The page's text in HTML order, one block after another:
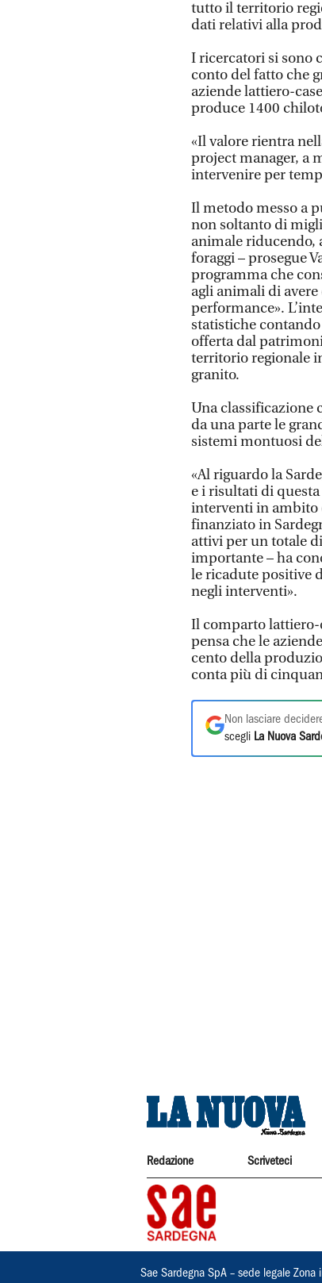
tutto il territorio
dati relativi alla
I ricercatori si sono
conto del fatto che
aziende lattiero-
produce 1400
«Il valore rientra
project manager, a
intervenire per
Il metodo messo a
non soltanto di
animale riducendo,
foraggi – prosegue
programma che
agli animali di
performance».
statistiche
offerta dal
territorio regionale
granito.
Una classificazione
da una parte le
sistemi montuosi
«Al riguardo la
e i risultati di
interventi in ambito
finanziato in
attivi per un totale
importante – ha
le ricadute positive
negli interventi».
Il comparto lattiero-
pensa che le
cento della
conta più di
Non lasciare
scegli La Nuova
Redazione Scriveteci
Sae Sardegna SpA – sede legale